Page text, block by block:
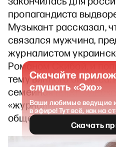
пропагандиста
Музыкант рассказал,
связался мужчина,
журналистом
Романом Скибой, и
тему винного бизнеса,
семейная пара. Однако
«журналистом»
общения вызвали
Скачайте
слушать «Эхо»
Ваши любимые ведущие
в эфире! Тут всё, как на
Скачать